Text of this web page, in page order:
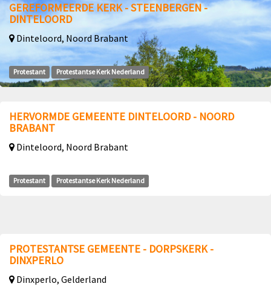
GEREFORMEERDE KERK - STEENBERGEN -
DINTELOORD
Dinteloord, Noord Brabant
Protestant Protestantse Kerk Nederland
HERVORMDE GEMEENTE DINTELOORD - NOORD
BRABANT
Dinteloord, Noord Brabant
Protestant Protestantse Kerk Nederland
PROTESTANTSE GEMEENTE - DORPSKERK -
DINXPERLO
Dinxperlo, Gelderland